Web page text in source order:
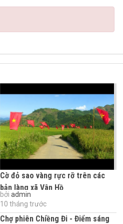
Cờ đỏ sao vàng rực rỡ trên các
bản làng xã Vân Hồ
bởi admin
10 tháng trước
Chợ phiên Chiềng Đi - Điểm sáng